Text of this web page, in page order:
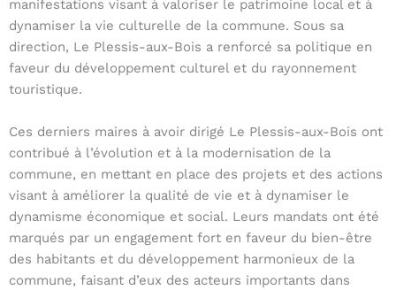
manifestations visant à valoriser le patrimoine local et à
dynamiser la vie culturelle de la commune. Sous sa
direction, Le Plessis-aux-Bois a renforcé sa politique en
faveur du développement culturel et du rayonnement
touristique.
Ces derniers maires à avoir dirigé Le Plessis-aux-Bois ont
contribué à l’évolution et à la modernisation de la
commune, en mettant en place des projets et des actions
visant à améliorer la qualité de vie et à dynamiser le
dynamisme économique et social. Leurs mandats ont été
marqués par un engagement fort en faveur du bien-être
des habitants et du développement harmonieux de la
commune, faisant d’eux des acteurs importants dans